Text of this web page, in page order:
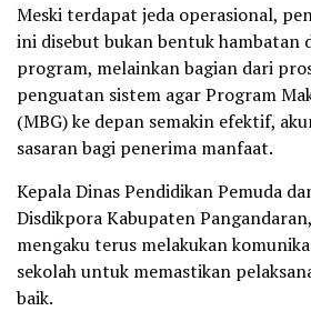
Meski terdapat jeda operasional,
ini disebut bukan bentuk hambatan
program, melainkan bagian dari
penguatan sistem agar Program
(MBG) ke depan semakin efektif,
sasaran bagi penerima manfaat.
Kepala Dinas Pendidikan Pemuda
Disdikpora Kabupaten
mengaku terus melakukan
sekolah untuk memastikan
baik.